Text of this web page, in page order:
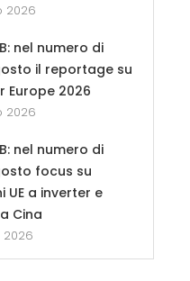
2026
nel numero di
il reportage su
Europe 2026
2026
nel numero di
focus su
UE a inverter e
Cina
2026